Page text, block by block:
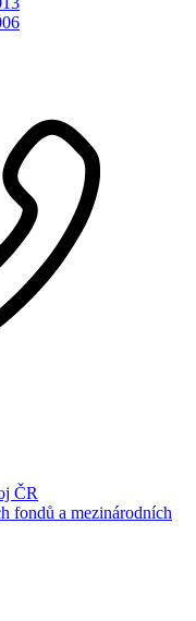
ČR
fondů a mezinárodních